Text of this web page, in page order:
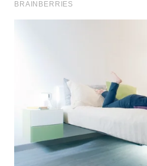
WN
WN
WN
KEPULAUAN